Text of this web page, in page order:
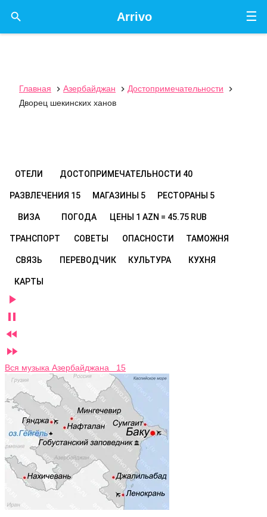
☰
Arrivo

Главная  Азербайджан  Достопримечательности

Дворец шекинских ханов
ОТЕЛИ ДОСТОПРИМЕЧАТЕЛЬНОСТИ 40
РАЗВЛЕЧЕНИЯ 15 МАГАЗИНЫ 5 РЕСТОРАНЫ 5
ВИЗА ПОГОДА ЦЕНЫ 1 AZN = 45.75 RUB
ТРАНСПОРТ СОВЕТЫ ОПАСНОСТИ ТАМОЖНЯ
СВЯЗЬ ПЕРЕВОДЧИК КУЛЬТУРА КУХНЯ
КАРТЫ




Вся музыка Азербайджана 15